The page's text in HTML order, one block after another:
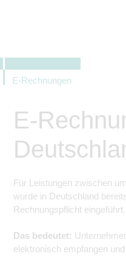
E-Rechnungen
E-
Für Leistungen zwischen
wurde in Deutschland
Rechnungspflicht eingeführt.
Das bedeutet:
elektronisch empfangen